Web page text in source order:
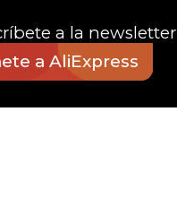
a la newsletter
a AliExpress